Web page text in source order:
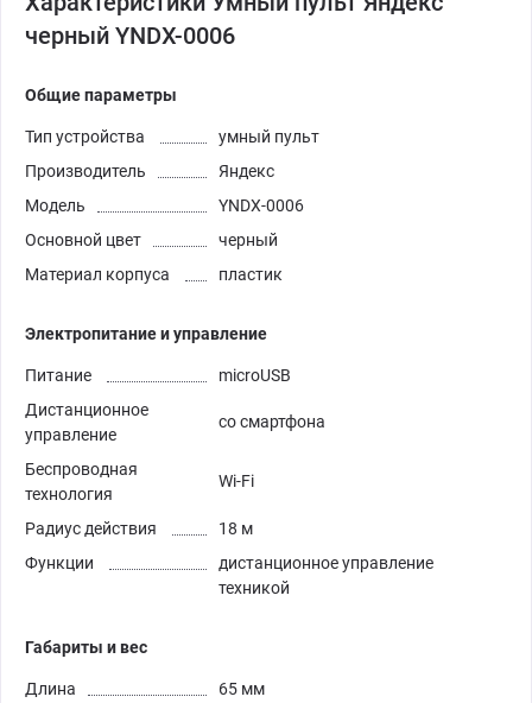
черный YNDX-0006
Общие параметры
Тип устройства
умный пульт
Производитель
Яндекс
Модель
YNDX-0006
Основной цвет
черный
Материал корпуса
пластик
Электропитание и управление
Питание
microUSB
Дистанционное
управление
со смартфона
Беспроводная
технология
Wi-Fi
Радиус действия
18 м
Функции
дистанционное управление
техникой
Габариты и вес
Длина
65 мм